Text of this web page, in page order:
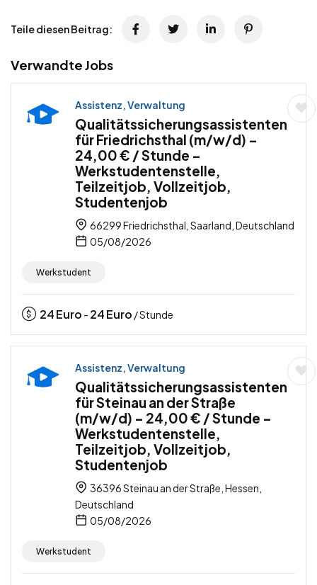
Teile diesen Beitrag:
Verwandte Jobs
Assistenz, Verwaltung
Qualitätssicherungsassistenten
für Friedrichsthal (m/w/d) –
24,00 € / Stunde –
Werkstudentenstelle,
Teilzeitjob, Vollzeitjob,
Studentenjob
66299 Friedrichsthal, Saarland, Deutschland
05/08/2026
Werkstudent
24Euro - 24Euro / Stunde
Assistenz, Verwaltung
Qualitätssicherungsassistenten
für Steinau an der Straße
(m/w/d) – 24,00 € / Stunde –
Werkstudentenstelle,
Teilzeitjob, Vollzeitjob,
Studentenjob
36396 Steinau an der Straße, Hessen,
Deutschland
05/08/2026
Werkstudent